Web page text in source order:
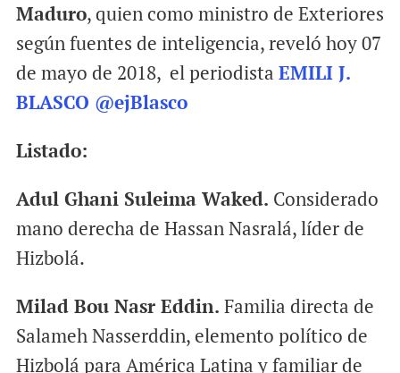
Maduro, quien como ministro de Exteriores
según fuentes de inteligencia, reveló hoy 07
de mayo de 2018, el periodista EMILI J.
BLASCO @ejBlasco
Listado:
Adul Ghani Suleima Waked. Considerado
mano derecha de Hassan Nasralá, líder de
Hizbolá.
Milad Bou Nasr Eddin. Familia directa de
Salameh Nasserddin, elemento político de
Hizbolá para América Latina y familiar de